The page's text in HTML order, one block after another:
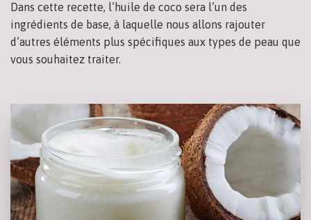
Dans cette recette, l’huile de coco sera l’un des
ingrédients de base, à laquelle nous allons rajouter
d’autres éléments plus spécifiques aux types de peau que
vous souhaitez traiter.